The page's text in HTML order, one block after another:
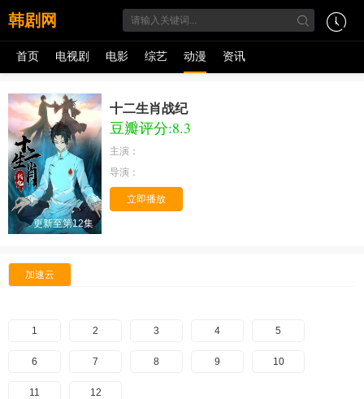
韩剧网
首页 电视剧 电影 综艺 动漫 资讯
更新至第12集
十二生肖战纪
豆瓣评分:8.3
主演：
导演：
立即播放
加速云
1 2 3 4 5
6 7 8 9 10
11 12